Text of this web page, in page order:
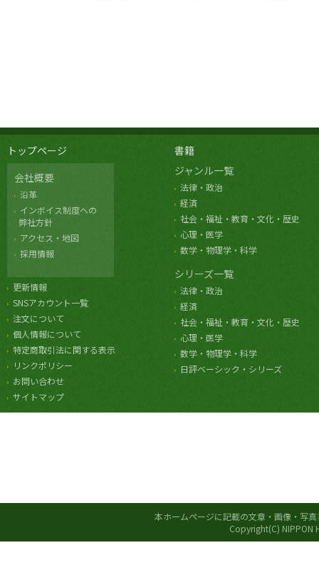
トップページ
会社概要
沿革
インボイス制度への
弊社方針
アクセス・地図
採用情報
更新情報
SNSアカウント一覧
注文について
個人情報について
特定商取引法に関する表示
リンクポリシー
お問い合わせ
サイトマップ
書籍
ジャンル一覧
法律・政治
経済
社会・福祉・教育・文化・歴史
心理・医学
数学・物理学・科学
シリーズ一覧
法律・政治
経済
社会・福祉・教育・文化・歴史
心理・医学
数学・物理学・科学
日評ベーシック・シリーズ
本ホームページに記載の文章・画像・写
Copyright(C) NIPPON